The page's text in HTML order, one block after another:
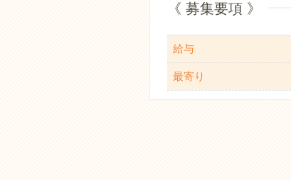
《 募集要項 》
給与
最寄り